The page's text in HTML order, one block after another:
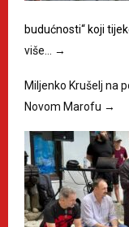
budućnosti“ koji
više…
→
Miljenko Krušelj na
Novom Marofu →